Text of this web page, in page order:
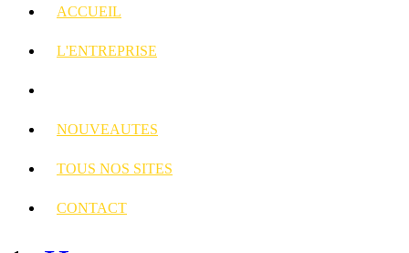
ACCUEIL
L'ENTREPRISE
NOUVEAUTES
TOUS NOS SITES
CONTACT